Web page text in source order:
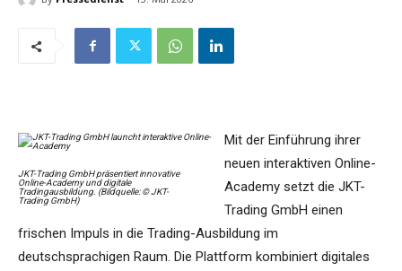
JKT-Trading GmbH präsentiert innovative
Online-Academy und digitale
Tradingausbildung. (Bildquelle: © JKT-
Trading GmbH)
Mit der Einführung ihrer
neuen interaktiven Online-
Academy setzt die JKT-
Trading GmbH einen
frischen Impuls in die Trading-Ausbildung im
deutschsprachigen Raum. Die Plattform kombiniert digitales